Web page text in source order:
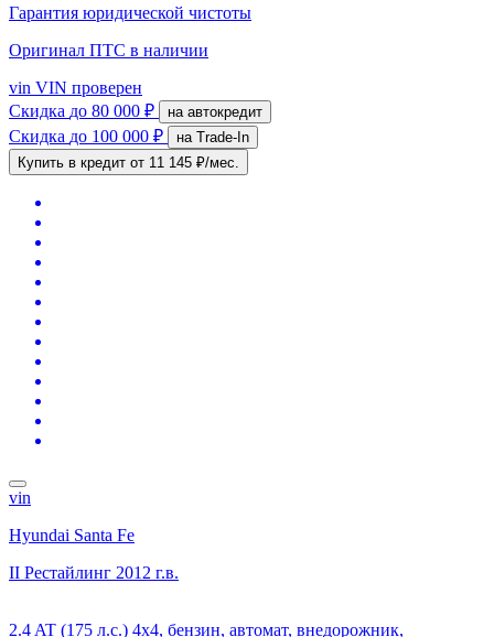
Гарантия юридической чистоты
Оригинал ПТС в наличии
vin VIN проверен
Скидка до 80 000 ₽ на автокредит
Скидка до 100 000 ₽
на Trade-In
Купить в кредит от 11 145 ₽/мес.
vin
Hyundai Santa Fe
II Рестайлинг 2012 г.в.
2.4 AT (175 л.с.) 4x4, бензин, автомат, внедорожник,